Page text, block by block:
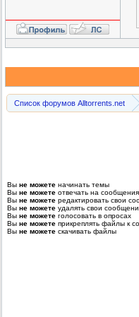
Список форумов Alltorrents.net
Вы не можете начинать темы
Вы не можете отвечать на сообщения
Вы не можете редактировать свои
Вы не можете удалять свои
Вы не можете голосовать в опросах
Вы не можете прикреплять файлы к
Вы не можете скачивать файлы